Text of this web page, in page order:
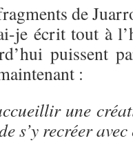
de
je écrit tout à
puissent
:
une
s’y recréer